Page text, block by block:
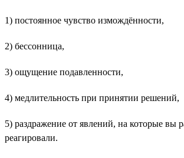
1) постоянное чувство измождённости,
2) бессонница,
3) ощущение подавленности,
4) медлительность при принятии решений,
5) раздражение от явлений, на которые вы
реагировали.